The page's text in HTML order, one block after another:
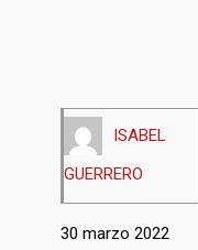
ISABEL
GUERRERO
30 marzo 2022